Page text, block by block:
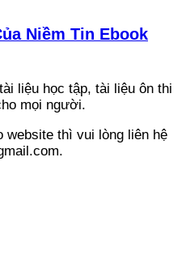
Niềm Tin Ebook
liệu học tập, tài liệu ôn thi
mọi người.
website thì vui lòng liên hệ